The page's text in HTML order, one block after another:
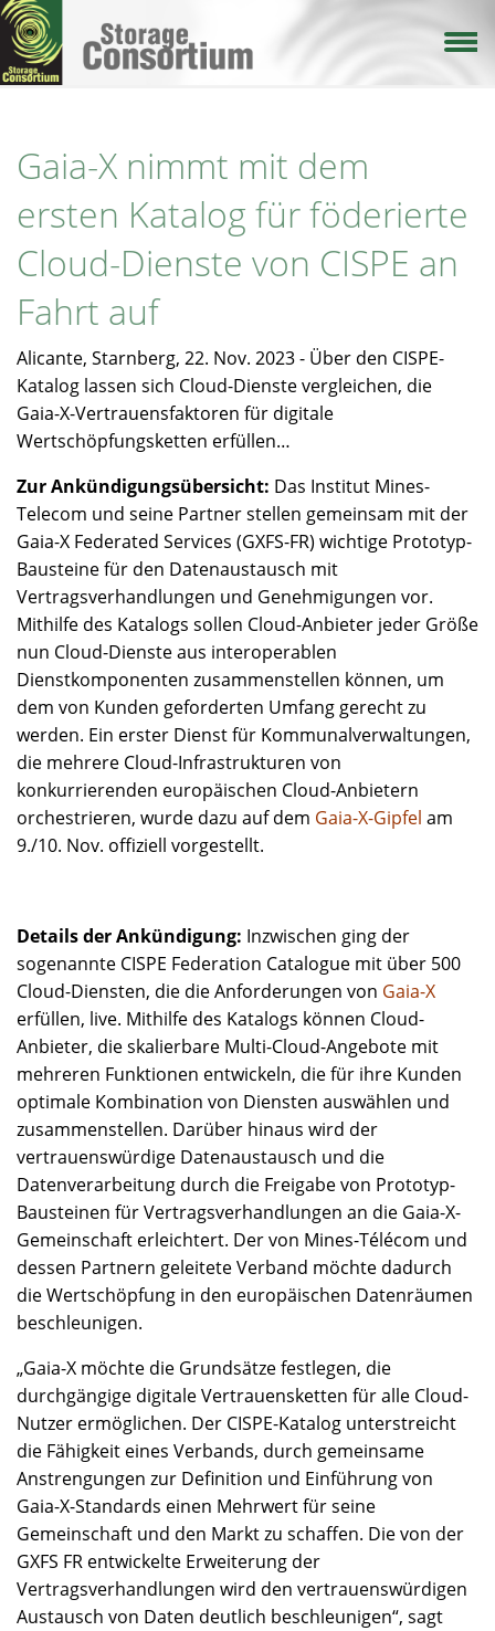
Direkt
zum
Inhalt
Gaia-X nimmt mit dem
ersten Katalog für föderierte
Cloud-Dienste von CISPE an
Fahrt auf
Alicante, Starnberg, 22. Nov. 2023 - Über den CISPE-
Katalog lassen sich Cloud-Dienste vergleichen, die
Gaia-X-Vertrauensfaktoren für digitale
Wertschöpfungsketten erfüllen…
Zur Ankündigungsübersicht: Das Institut Mines-
Telecom und seine Partner stellen gemeinsam mit der
Gaia-X Federated Services (GXFS-FR) wichtige Prototyp-
Bausteine für den Datenaustausch mit
Vertragsverhandlungen und Genehmigungen vor.
Mithilfe des Katalogs sollen Cloud-Anbieter jeder Größe
nun Cloud-Dienste aus interoperablen
Dienstkomponenten zusammenstellen können, um
dem von Kunden geforderten Umfang gerecht zu
werden. Ein erster Dienst für Kommunalverwaltungen,
die mehrere Cloud-Infrastrukturen von
konkurrierenden europäischen Cloud-Anbietern
orchestrieren, wurde dazu auf dem Gaia-X-Gipfel am
9./10. Nov. offiziell vorgestellt.
Details der Ankündigung: Inzwischen ging der
sogenannte CISPE Federation Catalogue mit über 500
Cloud-Diensten, die die Anforderungen von Gaia-X
erfüllen, live. Mithilfe des Katalogs können Cloud-
Anbieter, die skalierbare Multi-Cloud-Angebote mit
mehreren Funktionen entwickeln, die für ihre Kunden
optimale Kombination von Diensten auswählen und
zusammenstellen. Darüber hinaus wird der
vertrauenswürdige Datenaustausch und die
Datenverarbeitung durch die Freigabe von Prototyp-
Bausteinen für Vertragsverhandlungen an die Gaia-X-
Gemeinschaft erleichtert. Der von Mines-Télécom und
dessen Partnern geleitete Verband möchte dadurch
die Wertschöpfung in den europäischen Datenräumen
beschleunigen.
„Gaia-X möchte die Grundsätze festlegen, die
durchgängige digitale Vertrauensketten für alle Cloud-
Nutzer ermöglichen. Der CISPE-Katalog unterstreicht
die Fähigkeit eines Verbands, durch gemeinsame
Anstrengungen zur Definition und Einführung von
Gaia-X-Standards einen Mehrwert für seine
Gemeinschaft und den Markt zu schaffen. Die von der
GXFS FR entwickelte Erweiterung der
Vertragsverhandlungen wird den vertrauenswürdigen
Austausch von Daten deutlich beschleunigen“, sagt